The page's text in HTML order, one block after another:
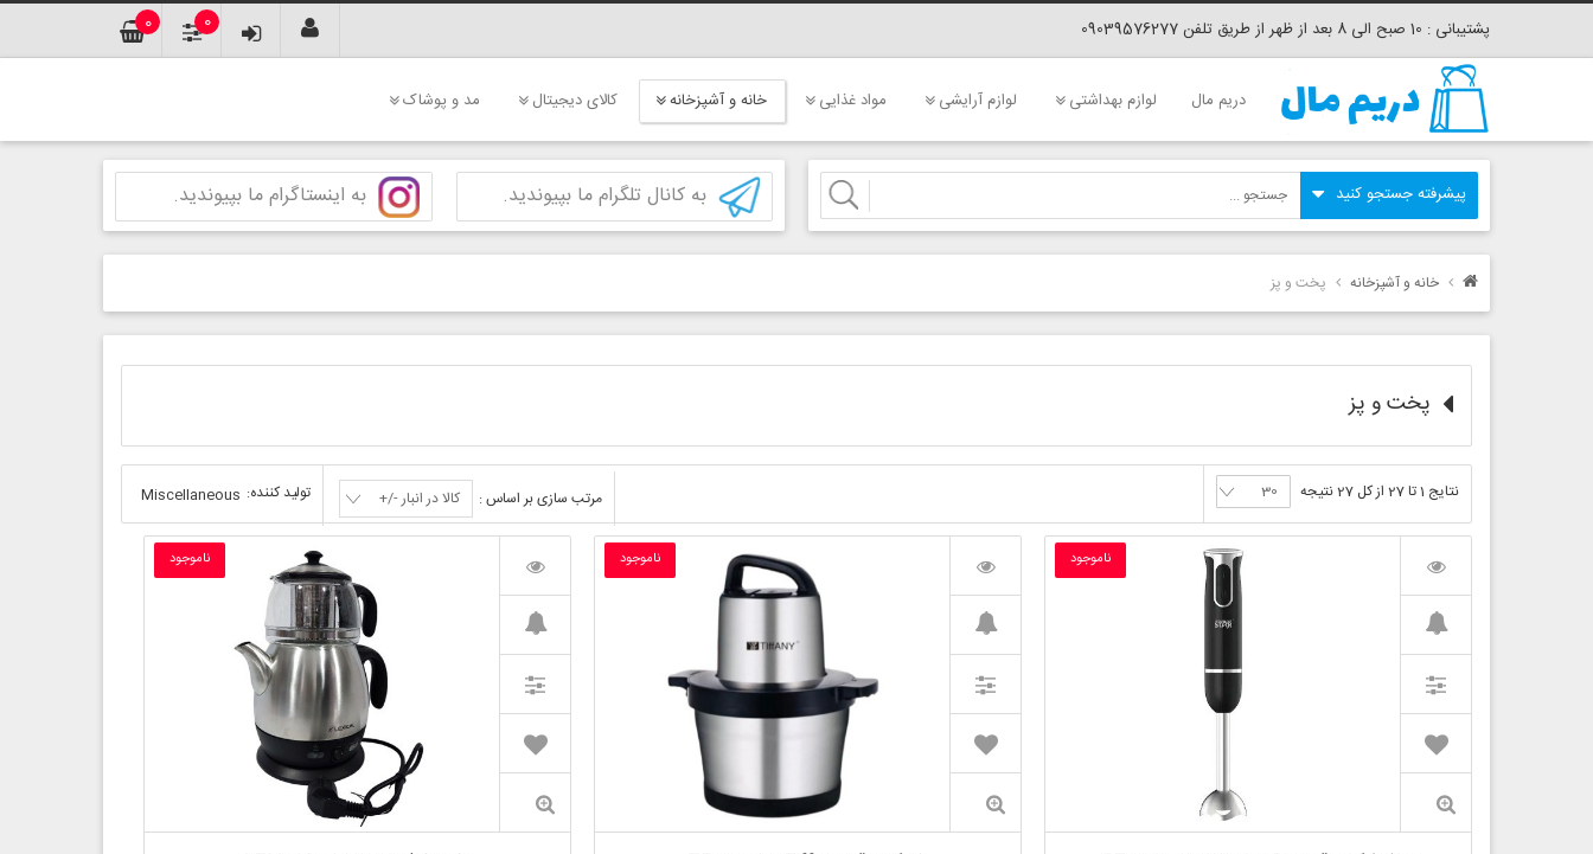
پشتیبانی : 10 صبح الی 8 بعد از ظهر از طریق تلفن 09039576277 0 0
دریم مال لوازم بهداشتی لوازم آرایشی مواد غذایی خانه و آشپزخانه کالای دیجیتال مد و پوشاک
به کانال تلگرام ما بپیوندید. به اینستاگرام ما بپیوندید.
خانه و آشپزخانه پخت و پز
پخت و پز
نتایج 1 تا 27 از کل 27 نتیجه مرتب سازی بر اساس : کالا در انبار -/+ تولید کننده: Miscellaneous
ناموجود ناموجود ناموجود